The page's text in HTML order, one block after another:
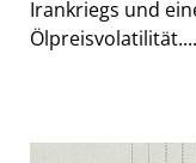
Irankriegs und
Ölpreisvolatilität....